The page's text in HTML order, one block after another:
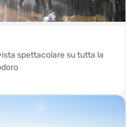
spettacolare su tutta la